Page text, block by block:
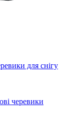
для снігу
черевики